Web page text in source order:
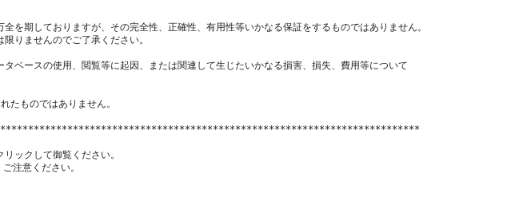
を期しておりますが、その完全性、正確性、有用性等いかなる保証をするものではありません。
りませんのでご了承ください。
ベースの使用、閲覧等に起因、または関連して生じたいかなる損害、損失、費用等について
たものではありません。
ックして御覧ください。
注意ください。